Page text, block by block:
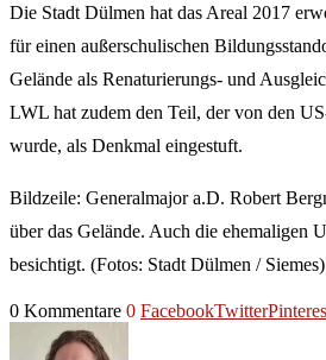
Die Stadt Dülmen hat das Areal 2017
für einen außerschulischen
Gelände als Renaturierungs- und
LWL hat zudem den Teil, der von den
wurde, als Denkmal eingestuft.
Bildzeile: Generalmajor a.D. Robert
über das Gelände. Auch die ehemaligen
besichtigt. (Fotos: Stadt Dülmen / Siemes)
0 Kommentare 0 FacebookTwitter